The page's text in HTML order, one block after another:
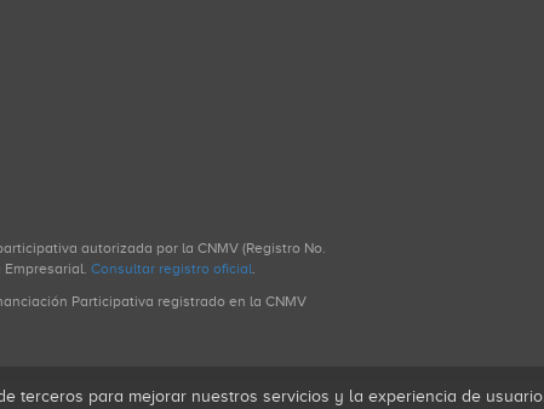
autorizada por la CNMV (Registro No.
Empresarial. Consultar registro oficial.
Participativa registrado en la CNMV
terceros para mejorar nuestros servicios y la experiencia de